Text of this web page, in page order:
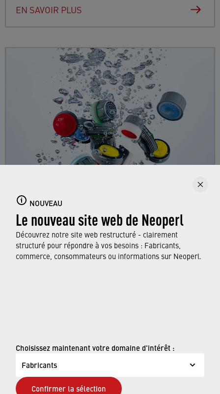
NOUVEAU
Le nouveau site web de Neoperl
Découvrez notre site web restructuré - clairement
structuré pour répondre à vos besoins : Fabricants,
commerce, consommateurs ou informations sur Neoperl.
Choisissez maintenant votre domaine d'intérêt :
Fabricants
Confirmer la sélection
EN SAVOIR PLUS
Vous trouverez ici tout ce qui concerne les
aérateurs de robinets, leurs fonctionnalités et
fonctions, ainsi que les normes qu’ils
respectent.
Mentions légales
Page de confidentialité